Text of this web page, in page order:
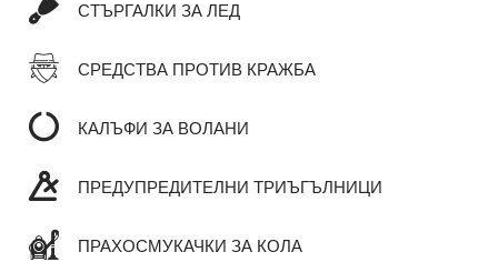
СТЪРГАЛКИ ЗА ЛЕД
СРЕДСТВА ПРОТИВ КРАЖБА
КАЛЪФИ ЗА ВОЛАНИ
ПРЕДУПРЕДИТЕЛНИ ТРИЪГЪЛНИЦИ
ПРАХОСМУКАЧКИ ЗА КОЛА